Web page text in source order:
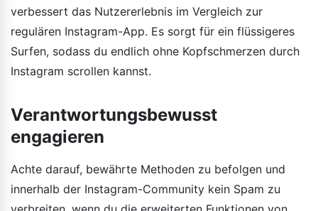
verbessert das Nutzererlebnis im Vergleich zur
regulären Instagram-App. Es sorgt für ein flüssigeres
Surfen, sodass du endlich ohne Kopfschmerzen durch
Instagram scrollen kannst.
Verantwortungsbewusst
engagieren
Achte darauf, bewährte Methoden zu befolgen und
innerhalb der Instagram-Community kein Spam zu